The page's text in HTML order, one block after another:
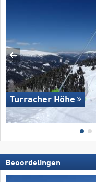
Turracher Höhe
Beoordelingen